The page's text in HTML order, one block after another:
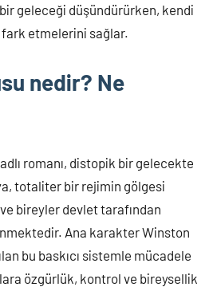
geleceği düşündürürken, kendi
fark etmelerini sağlar.
nedir? Ne
adlı romanı, distopik bir gelecekte
totaliter bir rejimin gölgesi
bireyler devlet tarafından
Ana karakter Winston
bu baskıcı sistemle mücadele
özgürlük, kontrol ve bireysellik